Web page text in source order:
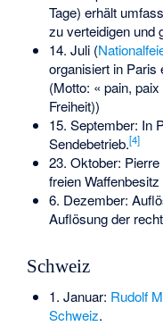
Tage) erhält
zu verteidigen und
14. Juli (
organisiert in Paris
(Motto: « pain,
Freiheit))
15. September: In
Sendebetrieb.[4]
23. Oktober:
freien
6. Dezember:
Auflösung der
Schweiz
1. Januar: Rudolf
Schweiz.